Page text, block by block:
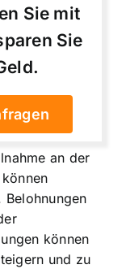
Sie mit
Sie
an der
können
und zu